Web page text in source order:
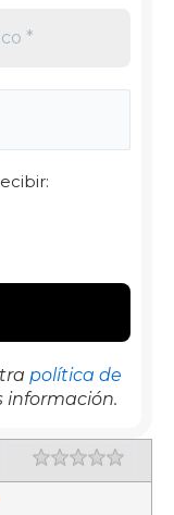
política de
información.
Rating